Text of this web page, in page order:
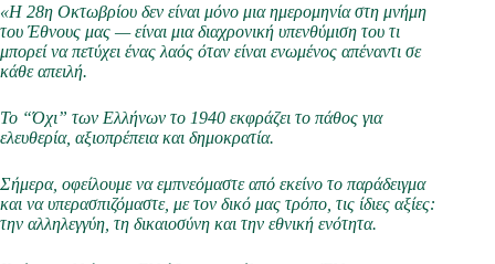
«Η 28η Οκτωβρίου δεν είναι μόνο μια ημερομηνία στη μνήμη
του Έθνους μας — είναι μια διαχρονική υπενθύμιση του τι
μπορεί να πετύχει ένας λαός όταν είναι ενωμένος απέναντι σε
κάθε απειλή.
Το “Όχι” των Ελλήνων το 1940 εκφράζει το πάθος για
ελευθερία, αξιοπρέπεια και δημοκρατία.
Σήμερα, οφείλουμε να εμπνεόμαστε από εκείνο το παράδειγμα
και να υπερασπιζόμαστε, με τον δικό μας τρόπο, τις ίδιες αξίες:
την αλληλεγγύη, τη δικαιοσύνη και την εθνική ενότητα.